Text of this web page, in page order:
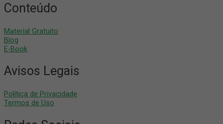
Conteúdo
Material Gratuito
Blog
E-Book
Avisos Legais
Política de Privacidade
Termos de Uso